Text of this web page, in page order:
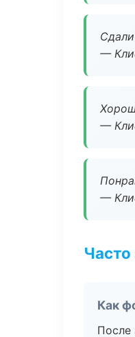
—
—
—
Как
После